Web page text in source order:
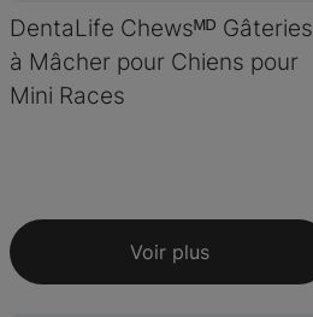
DentaLife Chewsᴹᴰ Gâteries
à Mâcher pour Chiens pour
Mini Races
Voir plus